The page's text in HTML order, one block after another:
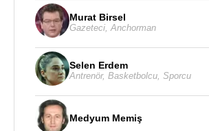
Murat Birsel
Gazeteci Anchorman
Selen Erdem
Antrenör, Basketbolcu Sporcu
Medyum Memiş